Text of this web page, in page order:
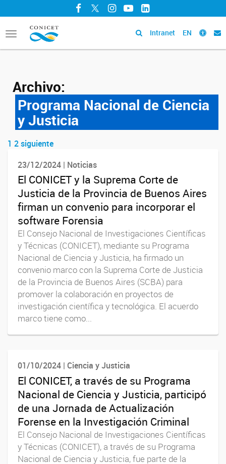
Facebook
TwitterInstagram
YouTubeLinkedIn
Toggle
navigation
Intranet EN
Archivo:
Programa Nacional de Ciencia
y Justicia
Navegador de artículos
1 2siguiente
23/12/2024 | Noticias
El CONICET y la Suprema Corte de
Justicia de la Provincia de Buenos Aires
firman un convenio para incorporar el
software Forensia
El Consejo Nacional de Investigaciones Científicas
y Técnicas (CONICET), mediante su Programa
Nacional de Ciencia y Justicia, ha firmado un
convenio marco con la Suprema Corte de Justicia
de la Provincia de Buenos Aires (SCBA) para
promover la colaboración en proyectos de
investigación científica y tecnológica. El acuerdo
marco tiene como...
01/10/2024 | Ciencia y Justicia
El CONICET, a través de su Programa
Nacional de Ciencia y Justicia, participó
de una Jornada de Actualización
Forense en la Investigación Criminal
El Consejo Nacional de Investigaciones Científicas
y Técnicas (CONICET), a través de su Programa
Nacional de Ciencia y Justicia, fue parte de la